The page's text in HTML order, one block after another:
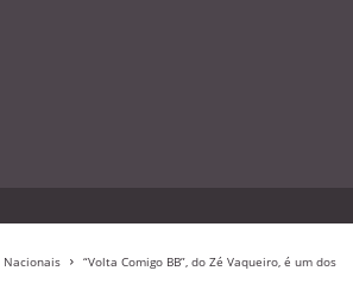
Nacionais
“Volta Comigo BB”, do Zé Vaqueiro, é um dos